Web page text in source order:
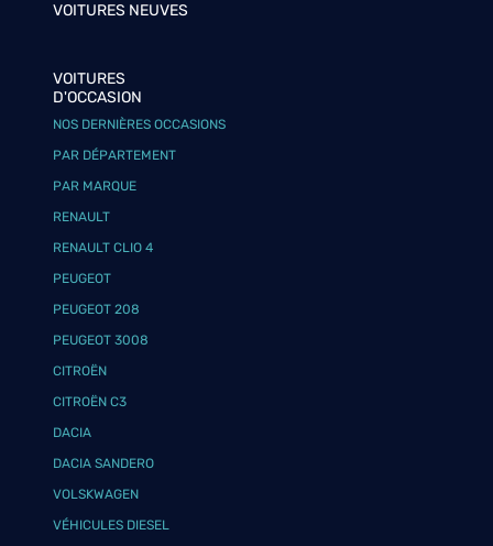
VOITURES NEUVES
VOITURES
D'OCCASION
NOS DERNIÈRES OCCASIONS
PAR DÉPARTEMENT
PAR MARQUE
RENAULT
RENAULT CLIO 4
PEUGEOT
PEUGEOT 208
PEUGEOT 3008
CITROËN
CITROËN C3
DACIA
DACIA SANDERO
VOLSKWAGEN
VÉHICULES DIESEL